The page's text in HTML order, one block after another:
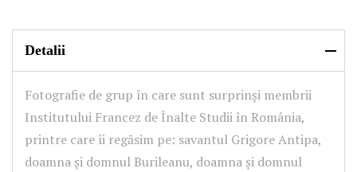
Detalii
Fotografie de grup în care sunt surprinși membrii
Institutului Francez de Înalte Studii în România,
printre care îi regăsim pe: savantul Grigore Antipa,
doamna și domnul Burileanu, doamna și domnul